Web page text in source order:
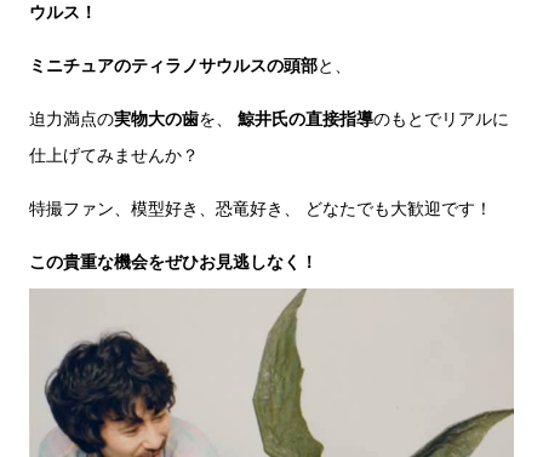
ウルス！
ミニチュアのティラノサウルスの頭部と、
迫力満点の実物大の歯を、 鯨井氏の直接指導のもとでリアルに
仕上げてみませんか？
特撮ファン、模型好き、恐竜好き、 どなたでも大歓迎です！
この貴重な機会をぜひお見逃しなく！